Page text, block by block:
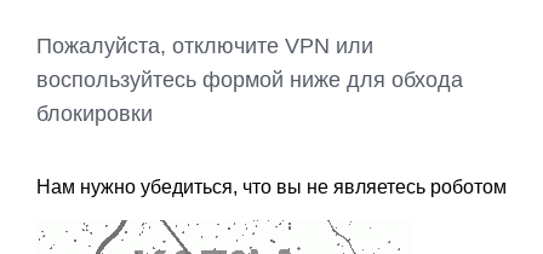
Пожалуйста, отключите VPN или
воспользуйтесь формой ниже для обхода
блокировки
Нам нужно убедиться, что вы не являетесь роботом